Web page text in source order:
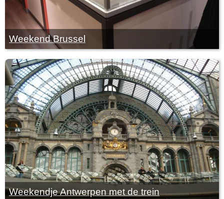
Weekend Brussel
Weekendje Antwerpen met de trein